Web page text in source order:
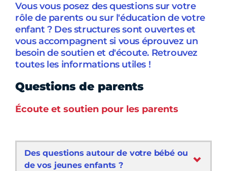
Vous vous posez des questions sur votre
rôle de parents ou sur l'éducation de votre
enfant ? Des structures sont ouvertes et
vous accompagnent si vous éprouvez un
besoin de soutien et d'écoute. Retrouvez
toutes les informations utiles !
Questions de parents
Écoute et soutien pour les parents
Des questions autour de votre bébé ou
de vos jeunes enfants ?